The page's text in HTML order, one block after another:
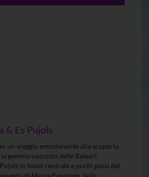
& Es Pujols
un viaggio emozionante alla scoperta
gemma nascosta delle Baleari.
in hotel centrale a pochi passi dal
di Mezza Pensione, Volo